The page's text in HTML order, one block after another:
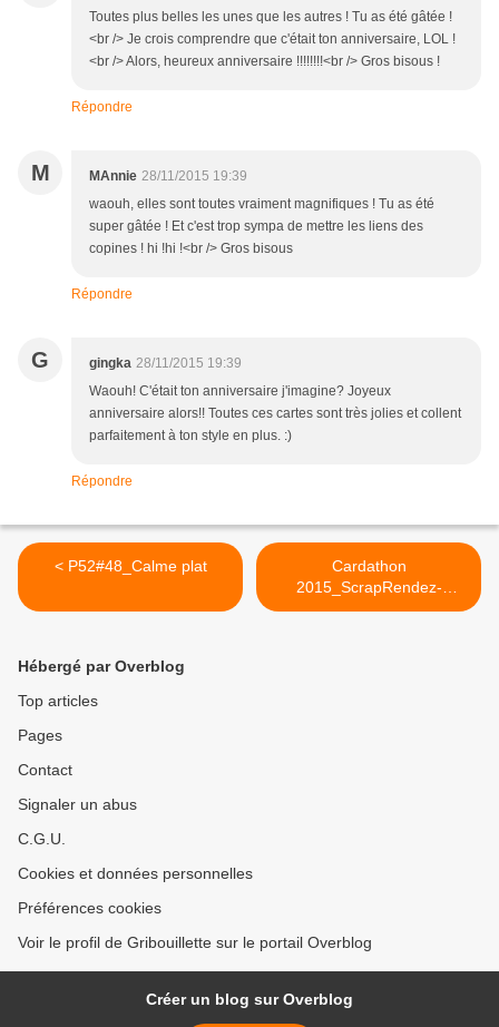
Toutes plus belles les unes que les autres ! Tu as été gâtée !
<br /> Je crois comprendre que c'était ton anniversaire, LOL !
<br /> Alors, heureux anniversaire !!!!!!!!<br /> Gros bisous !
Répondre
M MAnnie 28/11/2015 19:39
waouh, elles sont toutes vraiment magnifiques ! Tu as été
super gâtée ! Et c'est trop sympa de mettre les liens des
copines ! hi !hi !<br /> Gros bisous
Répondre
G gingka 28/11/2015 19:39
Waouh! C'était ton anniversaire j'imagine? Joyeux
anniversaire alors!! Toutes ces cartes sont très jolies et collent
parfaitement à ton style en plus. :)
Répondre
< P52#48_Calme plat
Cardathon
2015_ScrapRendez-
vous_Suite1 >
Hébergé par Overblog
Top articles
Pages
Contact
Signaler un abus
C.G.U.
Cookies et données personnelles
Préférences cookies
Voir le profil de Gribouillette sur le portail Overblog
Créer un blog sur Overblog